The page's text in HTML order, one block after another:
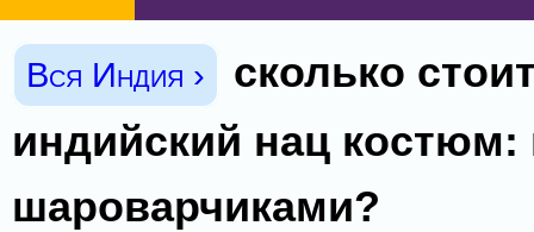
Вся Индия ›
сколько
индийский нац костюм:
шароварчиками?